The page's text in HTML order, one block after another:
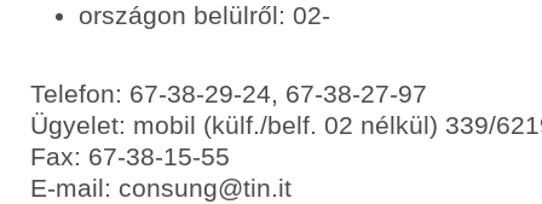
országon belülről: 02-
Telefon: 67-38-29-24, 67-38-27-97
Ügyelet: mobil (külf./belf. 02 nélkül) 339/
Fax: 67-38-15-55
E-mail: consung@tin.it